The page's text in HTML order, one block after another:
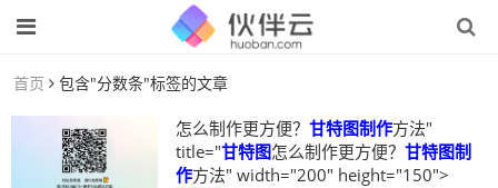
首页 包含"分数条"标签的文章
怎么制作更方便？ 甘特图制作方法"
title="甘特图怎么制作更方便？ 甘特图制
作方法" width="200" height="150">